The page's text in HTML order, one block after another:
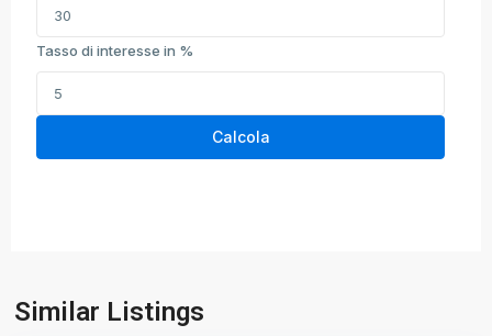
Tasso di interesse in %
Calcola
Similar Listings
Brescia
Brescia